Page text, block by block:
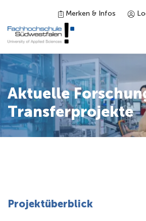
Merken & Infos
Studieninteressierte
Studienangebot
Studierende
Karriere
Aktuelle
Transferprojekte
Projektüberblick